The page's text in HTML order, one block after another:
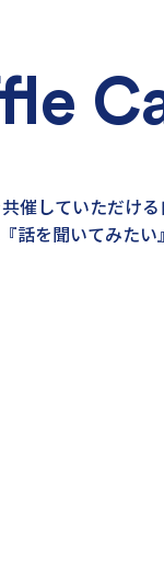
催していただける
話を聞いてみた